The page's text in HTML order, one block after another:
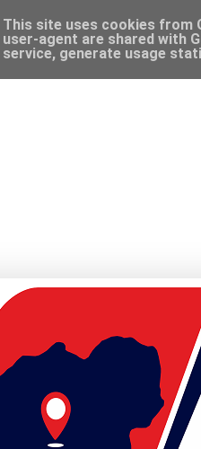
This site uses cookies from
user-agent are shared with
service, generate usage